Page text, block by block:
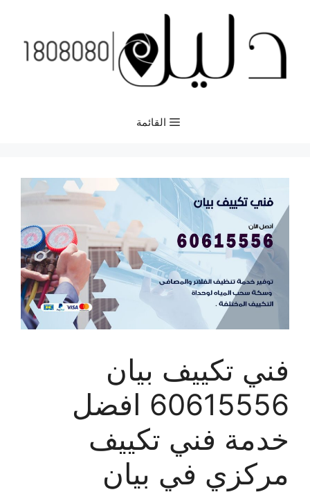
المحتوى
القائمة
فني تكييف بيان
60615556 افضل
خدمة فني تكييف
مركزي في بيان